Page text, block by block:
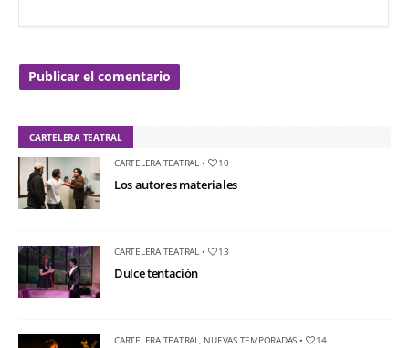
CARTELERA TEATRAL
CARTELERA TEATRAL• 10
Los autores materiales
CARTELERA TEATRAL• 13
Dulce tentación
CARTELERA TEATRAL, NUEVAS TEMPORADAS • 14